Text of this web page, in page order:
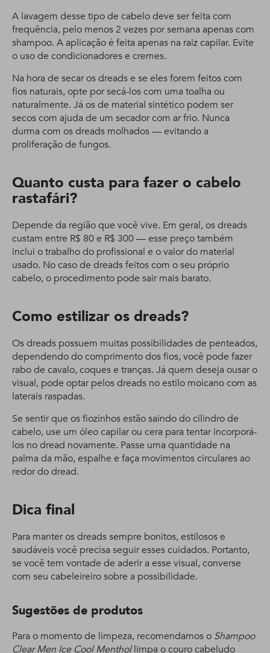
A lavagem desse tipo de cabelo deve ser feita com
frequência, pelo menos 2 vezes por semana apenas com
shampoo. A aplicação é feita apenas na raiz capilar. Evite
o uso de condicionadores e cremes.
Na hora de secar os dreads e se eles forem feitos com
fios naturais, opte por secá-los com uma toalha ou
naturalmente. Já os de material sintético podem ser
secos com ajuda de um secador com ar frio. Nunca
durma com os dreads molhados — evitando a
proliferação de fungos.
Quanto custa para fazer o cabelo
rastafári?
Depende da região que você vive. Em geral, os dreads
custam entre R$ 80 e R$ 300 — esse preço também
inclui o trabalho do profissional e o valor do material
usado. No caso de dreads feitos com o seu próprio
cabelo, o procedimento pode sair mais barato.
Como estilizar os dreads?
Os dreads possuem muitas possibilidades de penteados,
dependendo do comprimento dos fios, você pode fazer
rabo de cavalo, coques e tranças. Já quem deseja ousar o
visual, pode optar pelos dreads no estilo moicano com as
laterais raspadas.
Se sentir que os fiozinhos estão saindo do cilindro de
cabelo, use um óleo capilar ou cera para tentar incorporá-
los no dread novamente. Passe uma quantidade na
palma da mão, espalhe e faça movimentos circulares ao
redor do dread.
Dica final
Para manter os dreads sempre bonitos, estilosos e
saudáveis você precisa seguir esses cuidados. Portanto,
se você tem vontade de aderir a esse visual, converse
com seu cabeleireiro sobre a possibilidade.
Sugestões de produtos
Para o momento de limpeza, recomendamos o Shampoo
Clear Men Ice Cool Menthollimpa o couro cabeludo